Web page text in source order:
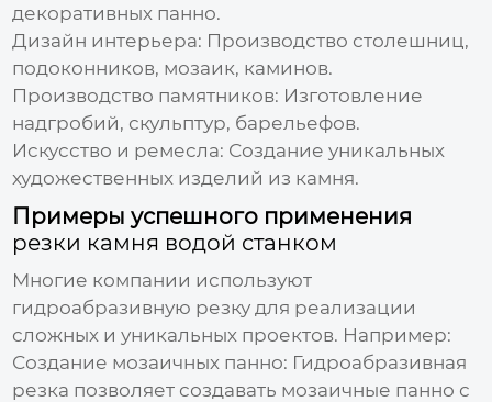
декоративных панно.
Дизайн интерьера: Производство столешниц,
подоконников, мозаик, каминов.
Производство памятников: Изготовление
надгробий, скульптур, барельефов.
Искусство и ремесла: Создание уникальных
художественных изделий из камня.
Примеры успешного применения
резки камня водой станком
Многие компании используют
гидроабразивную резку для реализации
сложных и уникальных проектов. Например:
Создание мозаичных панно: Гидроабразивная
резка позволяет создавать мозаичные панно с